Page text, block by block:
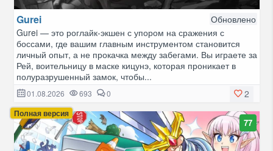
Gurei
Обновлено
Gurei — это роглайк-экшен с упором на сражения с
боссами, где вашим главным инструментом становится
личный опыт, а не прокачка между забегами. Вы играете за
Рей, воительницу в маске кицунэ, которая проникает в
полуразрушенный замок, чтобы...
2
01.08.2026 693 0
Полная версия
77